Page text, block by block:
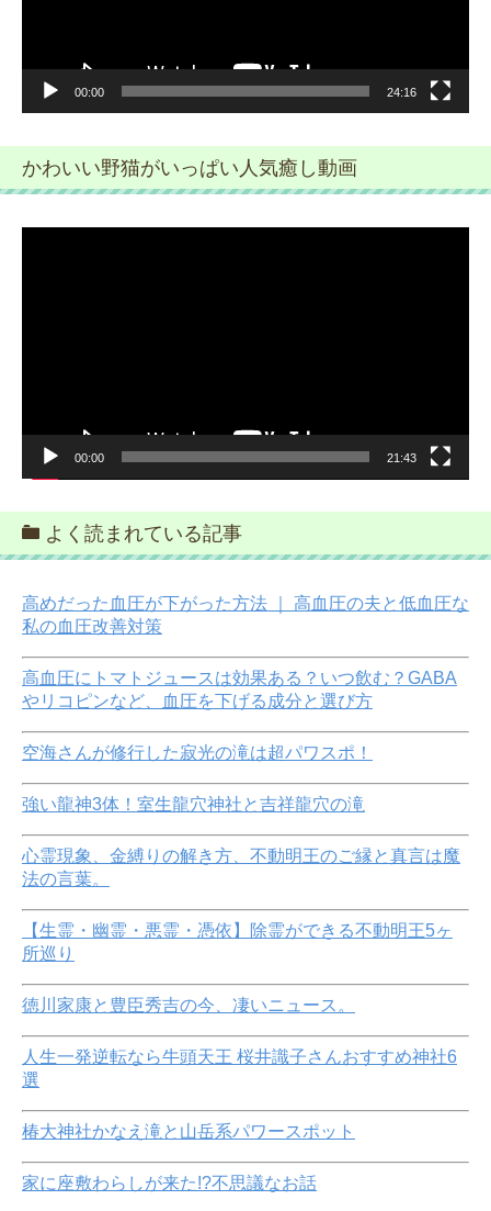
00:00 24:16
かわいい野猫がいっぱい人気癒し動画
00:00 21:43
よく読まれている記事
高めだった血圧が下がった方法 ｜ 高血圧の夫と低血圧な
私の血圧改善対策
高血圧にトマトジュースは効果ある？いつ飲む？GABA
やリコピンなど、血圧を下げる成分と選び方
空海さんが修行した寂光の滝は超パワスポ！
強い龍神3体！室生龍穴神社と吉祥龍穴の滝
心霊現象、金縛りの解き方、不動明王のご縁と真言は魔
法の言葉。
【生霊・幽霊・悪霊・憑依】除霊ができる不動明王5ヶ
所巡り
徳川家康と豊臣秀吉の今、凄いニュース。
人生一発逆転なら牛頭天王 桜井識子さんおすすめ神社6
選
椿大神社かなえ滝と山岳系パワースポット
家に座敷わらしが来た!?不思議なお話